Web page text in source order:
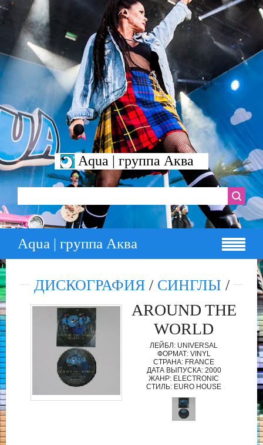
Aqua | группа Аква
Aqua | группа Аква
ДИСКОГРАФИЯ/ СИНГЛЫ /
AROUND THE
WORLD
ЛЕЙБЛ: UNIVERSAL
ФОРМАТ: VINYL
СТРАНА: FRANCE
ДАТА ВЫПУСКА: 2000
ЖАНР: ELECTRONIC
СТИЛЬ: EURO HOUSE